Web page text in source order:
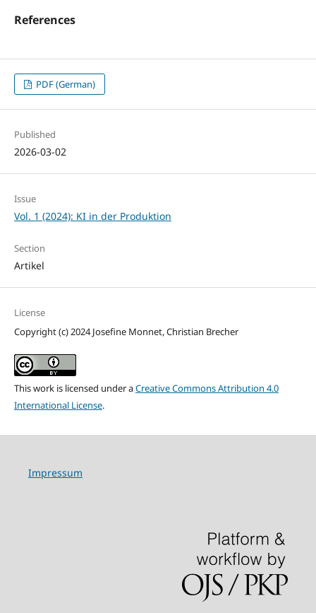
References
PDF (German)
Published
2026-03-02
Issue
Vol. 1 (2024): KI in der Produktion
Section
Artikel
License
Copyright (c) 2024 Josefine Monnet, Christian Brecher
This work is licensed under aCreative Commons Attribution 4.0
International License.
Impressum